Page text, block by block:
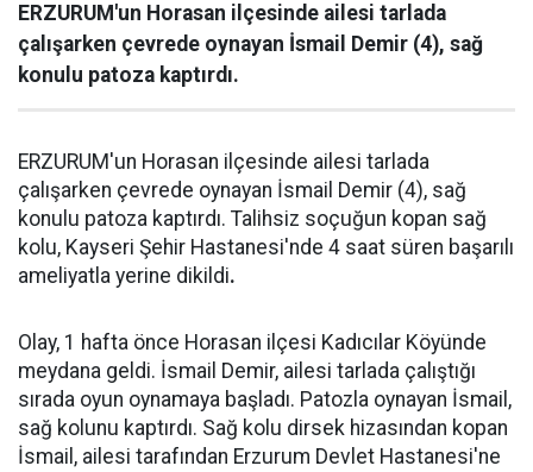
ERZURUM'un Horasan ilçesinde ailesi tarlada
çalışarken çevrede oynayan İsmail Demir (4), sağ
konulu patoza kaptırdı.
ERZURUM'un Horasan ilçesinde ailesi tarlada
çalışarken çevrede oynayan İsmail Demir (4), sağ
konulu patoza kaptırdı. Talihsiz soçuğun kopan sağ
kolu, Kayseri Şehir Hastanesi'nde 4 saat süren başarılı
ameliyatla yerine dikildi.
Olay, 1 hafta önce Horasan ilçesi Kadıcılar Köyünde
meydana geldi. İsmail Demir, ailesi tarlada çalıştığı
sırada oyun oynamaya başladı. Patozla oynayan İsmail,
sağ kolunu kaptırdı. Sağ kolu dirsek hizasından kopan
İsmail, ailesi tarafından Erzurum Devlet Hastanesi'ne